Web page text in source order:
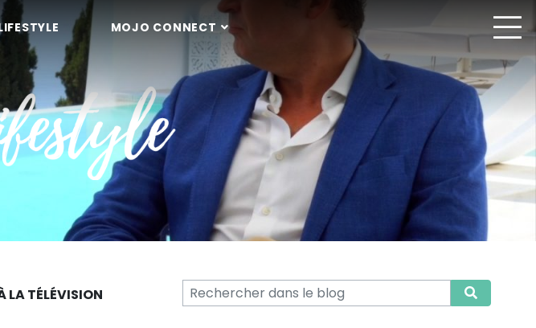
MOJO CONNECT
LA TÉLÉVISION